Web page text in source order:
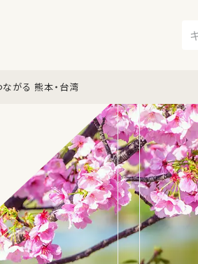
がる 熊本・台湾